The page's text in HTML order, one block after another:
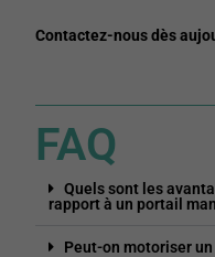
Contactez-nous dès
FAQ
Quels sont les
rapport à un portail
Peut-on motoriser